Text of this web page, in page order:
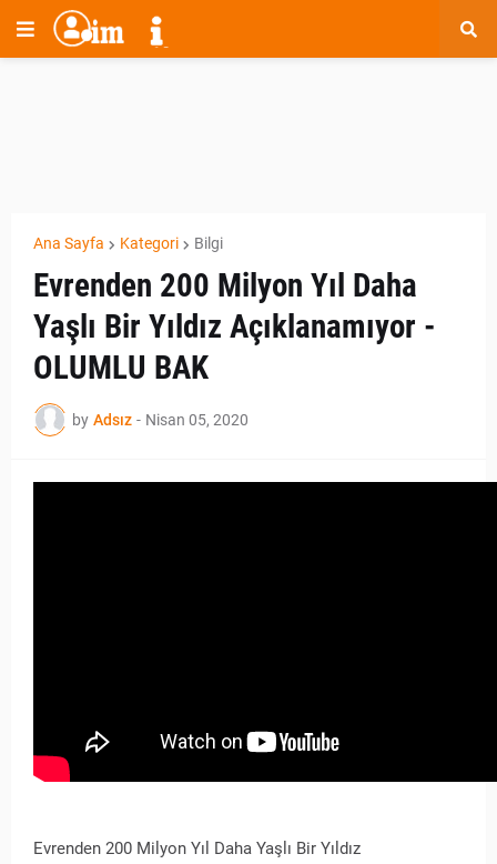
Ana Sayfa Kategori Bilgi
Evrenden 200 Milyon Yıl Daha
Yaşlı Bir Yıldız Açıklanamıyor -
OLUMLU BAK
by Adsız - Nisan 05, 2020
Evrenden 200 Milyon Yıl Daha Yaşlı Bir Yıldız